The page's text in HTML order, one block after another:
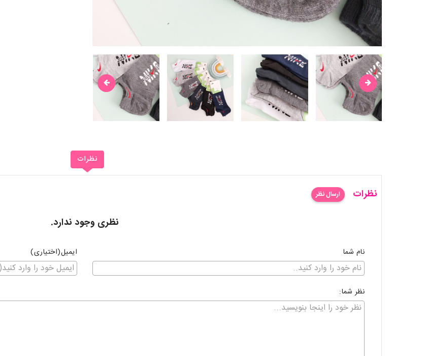
نظرات
نظرات ارسال نظر
نظری وجود ندارد.
نام شما ایمیل(اختیاری)
نظر شما: